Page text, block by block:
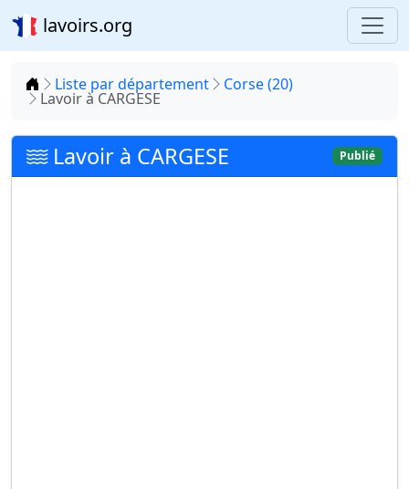
lavoirs.org
Accueil
Liste par département Corse (20)
Lavoir à CARGESE
Lavoir à CARGESE Publié